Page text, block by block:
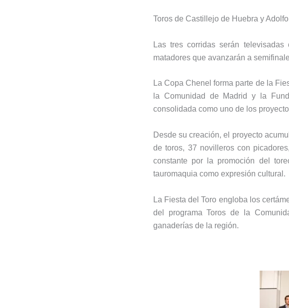
Toros de Castillejo de Huebra y
Las tres corridas serán
matadores que avanzarán a
La Copa Chenel forma parte de la
la Comunidad de Madrid y la
consolidada como uno de los
Desde su creación, el proyecto
de toros, 37 novilleros con
constante por la promoción del
tauromaquia como expresión cultural.
La Fiesta del Toro engloba los
del programa Toros de la
ganaderías de la región.